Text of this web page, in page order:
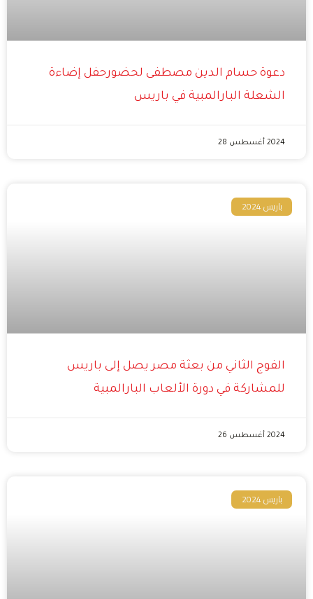
دعوة حسام الدين مصطفى لحضورحفل إضاءة
الشعلة البارالمبية في باريس
2024 أغسطس 28
باريس 2024
الفوج الثاني من بعثة مصر يصل إلى باريس
للمشاركة في دورة الألعاب البارالمبية
2024 أغسطس 26
باريس 2024